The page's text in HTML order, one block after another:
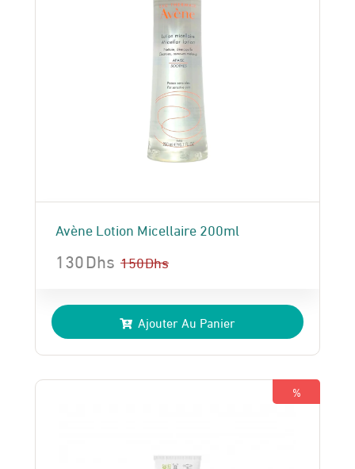
Avène Lotion Micellaire 200ml
150Dhs
prix
initial
était :
150 Dhs.
130Dhs
prix
actuel
est :
130 Dhs.
Ajouter Au Panier
%